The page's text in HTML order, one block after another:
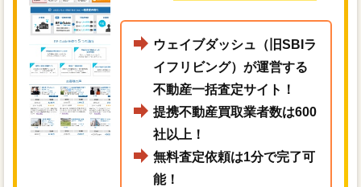
ウェイブダッシュ（旧SBIラ
イフリビング）が運営する
不動産一括査定サイト！
提携不動産買取業者数は600
社以上！
無料査定依頼は1分で完了可
能！